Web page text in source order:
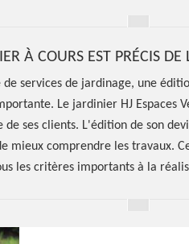
À COURS EST PRÉCIS DE
services de jardinage, une
Le jardinier HJ Espaces
de ses clients. L'édition de son
mieux comprendre les travaux.
les critères importants à la